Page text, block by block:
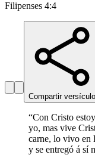
Filipenses 4:4
Compartir versículo
“Con Cristo
yo, mas vive
carne, lo vivo en
y se entregó á sí